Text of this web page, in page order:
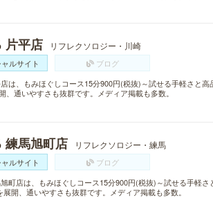
片平店 リフレクソロジー・川崎
ルサイト
ブログ
は、もみほぐしコース15分900円(税抜)～試せる手軽さと
、通いやすさも抜群です。メディア掲載も多数。
練馬旭町店 リフレクソロジー・練馬
ルサイト
ブログ
町店は、もみほぐしコース15分900円(税抜)～試せる手軽
開、通いやすさも抜群です。メディア掲載も多数。